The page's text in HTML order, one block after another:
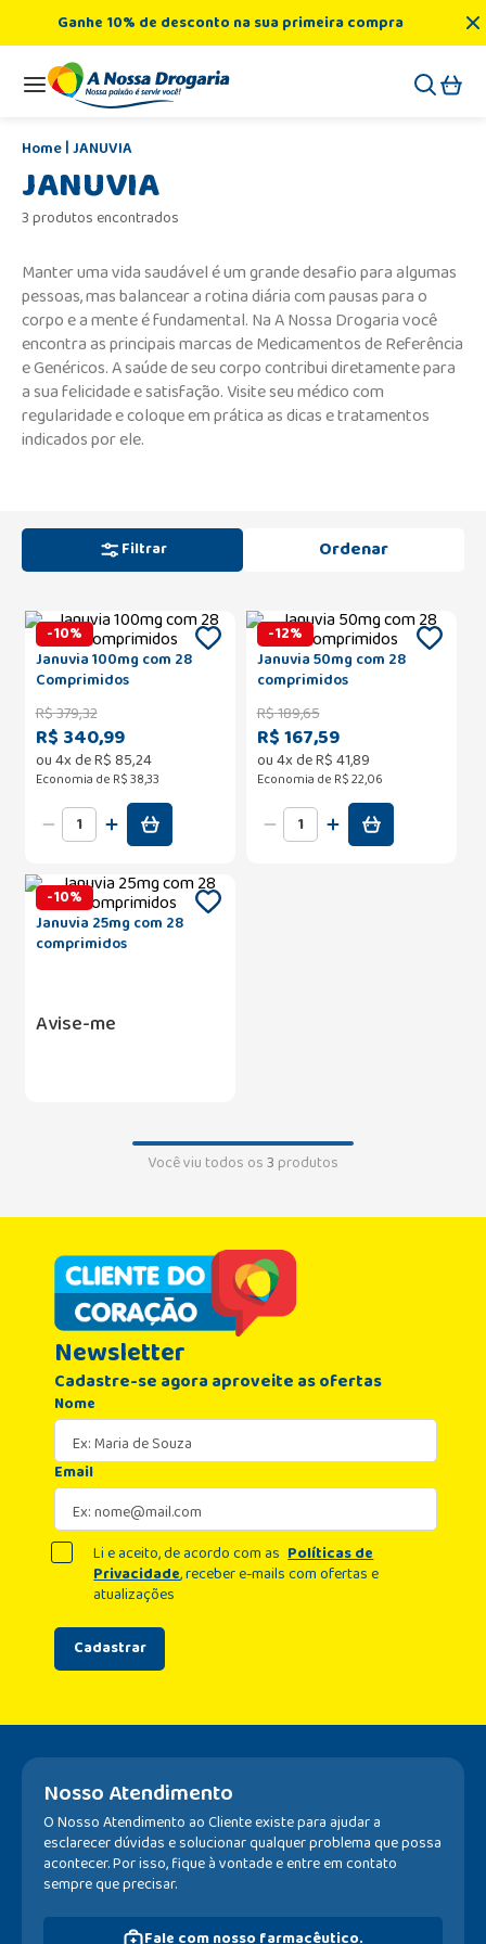
Ganhe 10% de desconto na sua primeira compra
JANUVIA
JANUVIA
3 produtos encontrados
Manter uma vida saudável é um grande desafio para algumas
pessoas, mas balancear a rotina diária com pausas para o
corpo e a mente é fundamental. Na A Nossa Drogaria você
encontra as principais marcas de Medicamentos de Referência
e Genéricos. A saúde de seu corpo contribui diretamente para
a sua felicidade e satisfação. Visite seu médico com
regularidade e coloque em prática as dicas e tratamentos
indicados por ele.
Filtrar
-10%
Januvia 100mg com 28
Comprimidos
R$379,32
R$ 340,99
ou4x deR$85,24
Economia de R$ 38,33
-12%
Januvia 50mg com 28
comprimidos
R$189,65
R$ 167,59
ou4x deR$41,89
Economia de R$ 22,06
-10%
Januvia 25mg com 28
comprimidos
Avise-me
Você viu todos os3produtos
Newsletter
Cadastre-se agora aproveite as ofertas
Nome
Email
Cadastrar
Li e aceito, de acordo com as Políticas de
Privacidade, receber e-mails com ofertas e
atualizações
Nosso Atendimento
O Nosso Atendimento ao Cliente existe para ajudar a
esclarecer dúvidas e solucionar qualquer problema que possa
acontecer. Por isso, fique à vontade e entre em contato
sempre que precisar.
Fale com nosso farmacêutico.